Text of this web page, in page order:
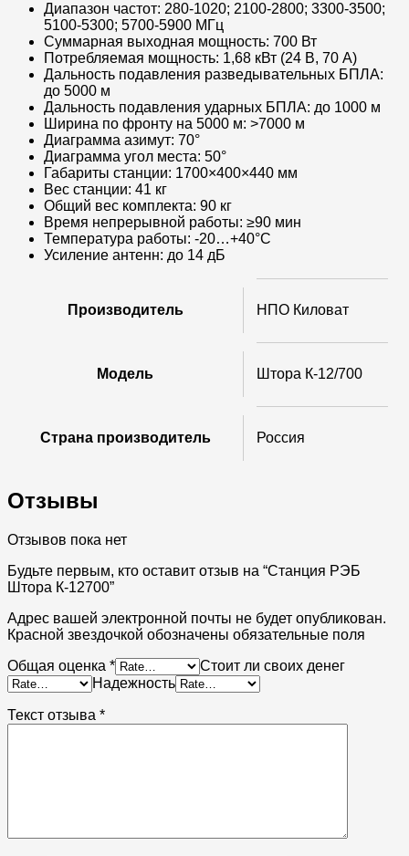
Диапазон частот: 280-1020; 2100-2800; 3300-3500;
5100-5300; 5700-5900 МГц
Суммарная выходная мощность: 700 Вт
Потребляемая мощность: 1,68 кВт (24 В, 70 А)
Дальность подавления разведывательных БПЛА:
до 5000 м
Дальность подавления ударных БПЛА: до 1000 м
Ширина по фронту на 5000 м: >7000 м​
Диаграмма азимут: 70°​
Диаграмма угол места: 50°​
Габариты станции: 1700×400×440 мм​
Вес станции: 41 кг​
Общий вес комплекта: 90 кг​
Время непрерывной работы: ≥90 мин​
Температура работы: -20…+40°C​
Усиление антенн: до 14 дБ​
Производитель НПО Киловат
Модель Штора К-12/700
Страна производитель Россия
Отзывы
Отзывов пока нет
Будьте первым, кто оставит отзыв на “Станция РЭБ
Штора К-12700”
Адрес вашей электронной почты не будет опубликован.
Красной звездочкой обозначены обязательные поля
Общая оценка *
Стоит ли своих денег
Надежность
Текст отзыва *